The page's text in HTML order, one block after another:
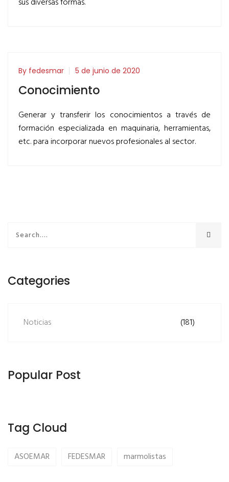
By fedesmar 5 de junio de 2020
Conocimiento
Generar y transferir los conocimientos a través de
formación especializada en maquinaria, herramientas,
etc. para incorporar nuevos profesionales al sector.
Categories
Noticias (181)
Popular Post
Tag Cloud
ASOEMAR FEDESMAR marmolistas